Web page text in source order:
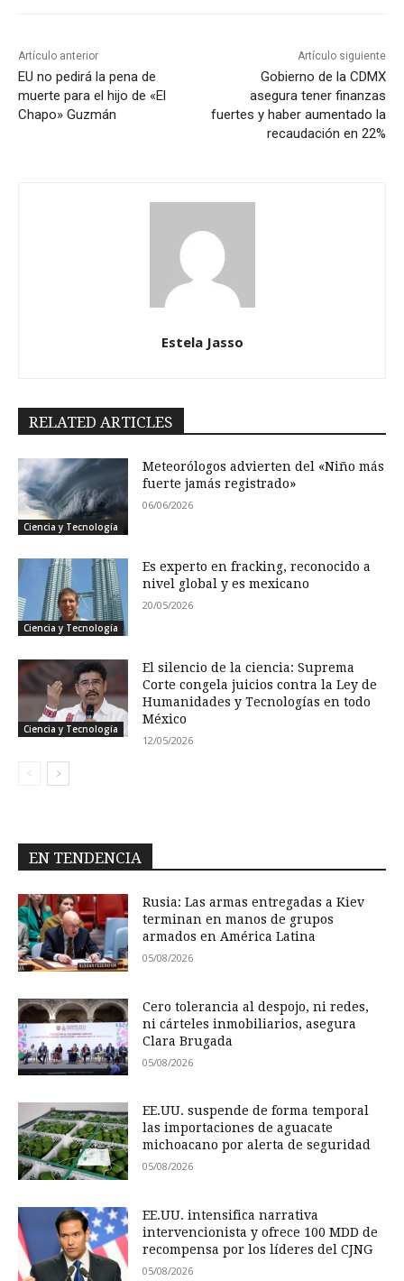
Artículo anterior
EU no pedirá la pena de
muerte para el hijo de «El
Chapo» Guzmán
Artículo siguiente
Gobierno de la CDMX
asegura tener finanzas
fuertes y haber aumentado la
recaudación en 22%
Estela Jasso
RELATED ARTICLES
Ciencia y Tecnología
Meteorólogos advierten del «Niño más
fuerte jamás registrado»
06/06/2026
Ciencia y Tecnología
Es experto en fracking, reconocido a
nivel global y es mexicano
20/05/2026
Ciencia y Tecnología
El silencio de la ciencia: Suprema
Corte congela juicios contra la Ley de
Humanidades y Tecnologías en todo
México
12/05/2026
EN TENDENCIA
Rusia: Las armas entregadas a Kiev
terminan en manos de grupos
armados en América Latina
05/08/2026
Cero tolerancia al despojo, ni redes,
ni cárteles inmobiliarios, asegura
Clara Brugada
05/08/2026
EE.UU. suspende de forma temporal
las importaciones de aguacate
michoacano por alerta de seguridad
05/08/2026
EE.UU. intensifica narrativa
intervencionista y ofrece 100 MDD de
recompensa por los líderes del CJNG
05/08/2026